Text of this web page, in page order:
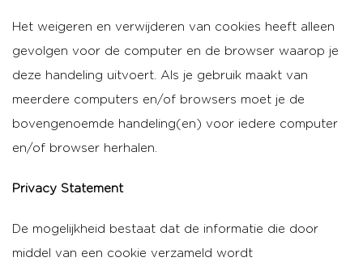
Het weigeren en verwijderen van cookies heeft alleen
gevolgen voor de computer en de browser waarop je
deze handeling uitvoert. Als je gebruik maakt van
meerdere computers en/of browsers moet je de
bovengenoemde handeling(en) voor iedere computer
en/of browser herhalen.
Privacy Statement
De mogelijkheid bestaat dat de informatie die door
middel van een cookie verzameld wordt